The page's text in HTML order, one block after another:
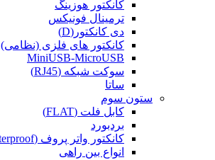
کانکتور هوزینگ
ترمینال فونیکس
دی کانکتور(D)
کانکتور های فلزی (نظامی)
MiniUSB-MicroUSB
سوکت شبکه (RJ45)
ساتا
ستون سوم
کابل فلت (FLAT)
بردبورد
کانکتور واتر پروف (Waterproof)
انواع بین راهی